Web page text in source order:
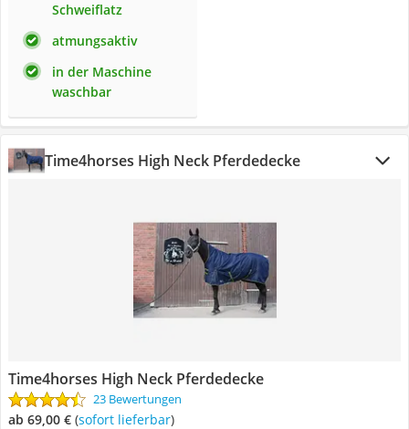
Schweiflatz
atmungsaktiv
in der Maschine
waschbar
Time4horses High Neck Pferdedecke
Time4horses High Neck Pferdedecke
23 Bewertungen
ab 69,00 € ( Sofort lieferbar)